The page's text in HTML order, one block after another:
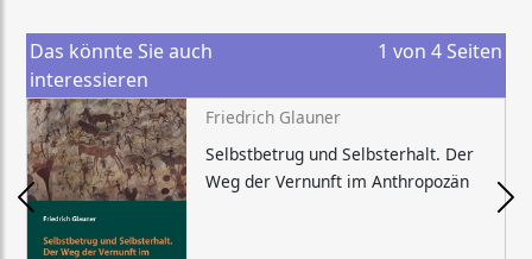
Das könnte Sie auch
interessieren
1 von 4 Seiten
Friedrich Glauner
Selbstbetrug und Selbsterhalt. Der
Weg der Vernunft im Anthropozän